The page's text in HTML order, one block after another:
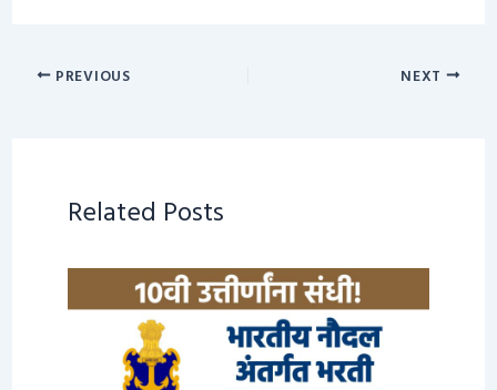
PREVIOUS NEXT
Related Posts